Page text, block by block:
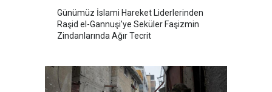
Günümüz İslami Hareket Liderlerinden
Raşid el-Gannuşi’ye Seküler Faşizmin
Zindanlarında Ağır Tecrit